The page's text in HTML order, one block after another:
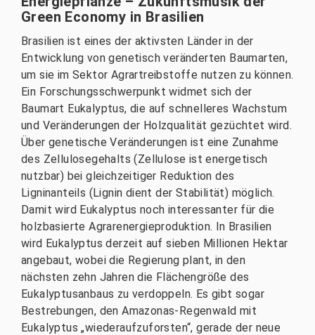
Green Economy in Brasilien
Brasilien ist eines der aktivsten Länder in der
Entwicklung von genetisch veränderten Baumarten,
um sie im Sektor Agrartreibstoffe nutzen zu können.
Ein Forschungsschwerpunkt widmet sich der
Baumart Eukalyptus, die auf schnelleres Wachstum
und Veränderungen der Holzqualität gezüchtet wird.
Über genetische Veränderungen ist eine Zunahme
des Zellulosegehalts (Zellulose ist energetisch
nutzbar) bei gleichzeitiger Reduktion des
Ligninanteils (Lignin dient der Stabilität) möglich.
Damit wird Eukalyptus noch interessanter für die
holzbasierte Agrarenergieproduktion. In Brasilien
wird Eukalyptus derzeit auf sieben Millionen Hektar
angebaut, wobei die Regierung plant, in den
nächsten zehn Jahren die Flächengröße des
Eukalyptusanbaus zu verdoppeln. Es gibt sogar
Bestrebungen, den Amazonas-Regenwald mit
Eukalyptus „wiederaufzuforsten“, gerade der neue